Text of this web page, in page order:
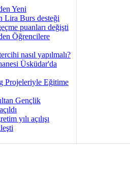
Yeni
Lira Burs desteği
puanları değişti
Öğrencilere
nasıl yapılmalı?
Üsküdar'da
Projeleriyle Eğitime
Gençlik
yılı açılışı